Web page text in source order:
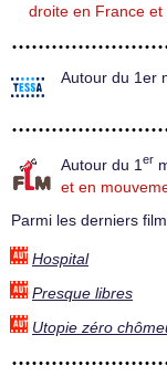
droite en France et
Autour du 1er
Autour du 1 er
et en
Parmi les derniers
Hospital
Presque libres
Utopie zéro